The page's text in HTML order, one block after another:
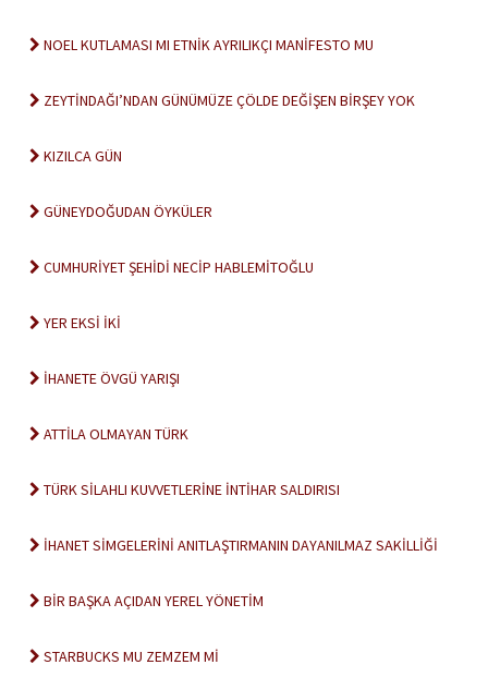
NOEL KUTLAMASI MI ETNİK AYRILIKÇI MANİFESTO MU
ZEYTİNDAĞI’NDAN GÜNÜMÜZE ÇÖLDE DEĞİŞEN BİRŞEY YOK
KIZILCA GÜN
GÜNEYDOĞUDAN ÖYKÜLER
CUMHURİYET ŞEHİDİ NECİP HABLEMİTOĞLU
YER EKSİ İKİ
İHANETE ÖVGÜ YARIŞI
ATTİLA OLMAYAN TÜRK
TÜRK SİLAHLI KUVVETLERİNE İNTİHAR SALDIRISI
İHANET SİMGELERİNİ ANITLAŞTIRMANIN DAYANILMAZ SAKİLLİĞİ
BİR BAŞKA AÇIDAN YEREL YÖNETİM
STARBUCKS MU ZEMZEM Mİ